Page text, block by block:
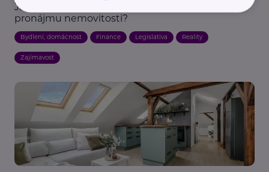
Jaké dokumenty potřebuji k prodeji nebo
pronájmu nemovitosti?
Bydlení, domácnost Finance Legislativa Reality
Zajímavost